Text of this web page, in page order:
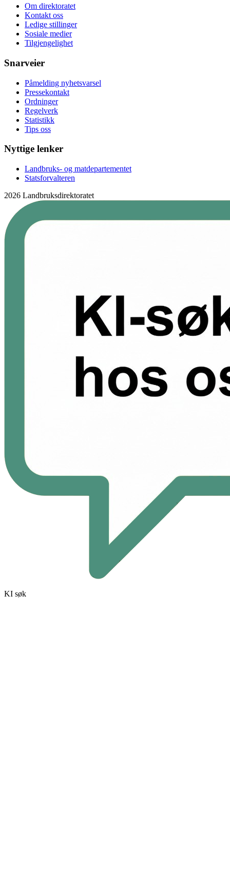
Om direktoratet
Kontakt oss
Ledige stillinger
Sosiale medier
Tilgjengelighet
Snarveier
Påmelding nyhetsvarsel
Pressekontakt
Ordninger
Regelverk
Statistikk
Tips oss
Nyttige lenker
Landbruks- og matdepartementet
Statsforvalteren
2026 Landbruksdirektoratet
KI søk